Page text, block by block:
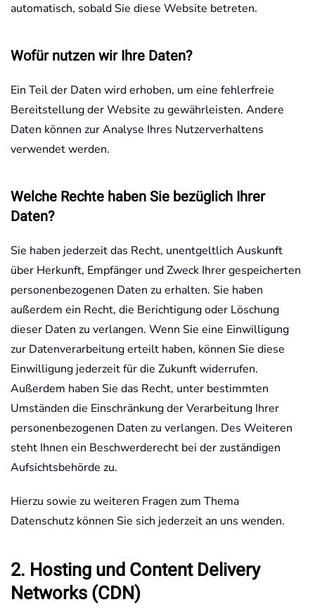
automatisch, sobald Sie diese Website betreten.
Wofür nutzen wir Ihre Daten?
Ein Teil der Daten wird erhoben, um eine fehlerfreie
Bereitstellung der Website zu gewährleisten. Andere
Daten können zur Analyse Ihres Nutzerverhaltens
verwendet werden.
Welche Rechte haben Sie bezüglich Ihrer
Daten?
Sie haben jederzeit das Recht, unentgeltlich Auskunft
über Herkunft, Empfänger und Zweck Ihrer gespeicherten
personenbezogenen Daten zu erhalten. Sie haben
außerdem ein Recht, die Berichtigung oder Löschung
dieser Daten zu verlangen. Wenn Sie eine Einwilligung
zur Datenverarbeitung erteilt haben, können Sie diese
Einwilligung jederzeit für die Zukunft widerrufen.
Außerdem haben Sie das Recht, unter bestimmten
Umständen die Einschränkung der Verarbeitung Ihrer
personenbezogenen Daten zu verlangen. Des Weiteren
steht Ihnen ein Beschwerderecht bei der zuständigen
Aufsichtsbehörde zu.
Hierzu sowie zu weiteren Fragen zum Thema
Datenschutz können Sie sich jederzeit an uns wenden.
2. Hosting und Content Delivery
Networks (CDN)